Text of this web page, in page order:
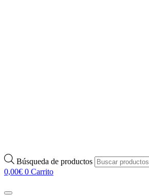
Búsqueda de productos
0,00€ 0 Carrito